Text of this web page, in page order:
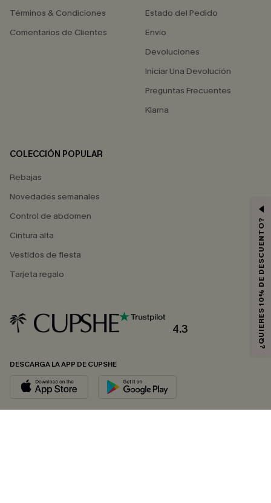
Términos & Condiciones
Comentarios de Clientes
Estado del Pedido
Envío
Devoluciones
Iniciar Una Devolución
Preguntas Frecuentes
Klarna
COLECCIÓN POPULAR
Rebajas
Novedades semanales
Control de abdomen
Cintura alta
Vestidos de fiesta
Tarjeta regalo
4.3
DESCARGA LA APP DE CUPSHE
¿QUIERES 10% DE DESCUENTO?